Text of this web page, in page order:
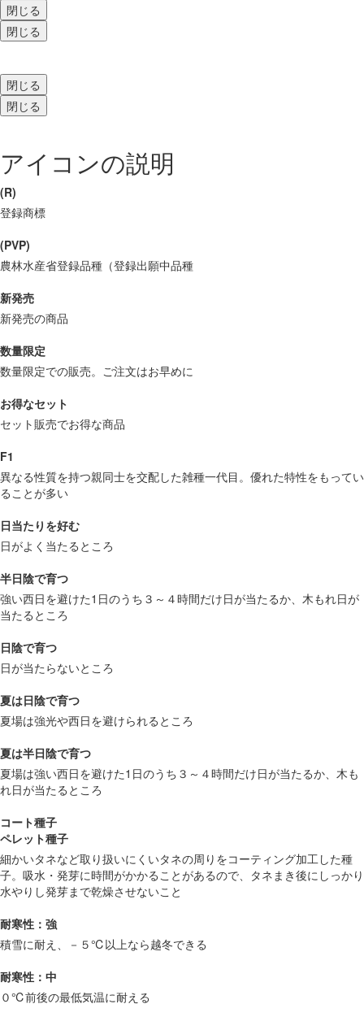
閉じる
閉じる
閉じる
閉じる
アイコンの説明
(R)
登録商標
(PVP)
農林水産省登録品種（登録出願中品種
新発売
新発売の商品
数量限定
数量限定での販売。ご注文はお早めに
お得なセット
セット販売でお得な商品
F1
異なる性質を持つ親同士を交配した雑種一代目。優れた特性をもってい
ることが多い
日当たりを好む
日がよく当たるところ
半日陰で育つ
強い西日を避けた1日のうち３～４時間だけ日が当たるか、木もれ日が
当たるところ
日陰で育つ
日が当たらないところ
夏は日陰で育つ
夏場は強光や西日を避けられるところ
夏は半日陰で育つ
夏場は強い西日を避けた1日のうち３～４時間だけ日が当たるか、木も
れ日が当たるところ
コート種子
ペレット種子
細かいタネなど取り扱いにくいタネの周りをコーティング加工した種
子。吸水・発芽に時間がかかることがあるので、タネまき後にしっかり
水やりし発芽まで乾燥させないこと
耐寒性：強
積雪に耐え、－５℃以上なら越冬できる
耐寒性：中
０℃前後の最低気温に耐える